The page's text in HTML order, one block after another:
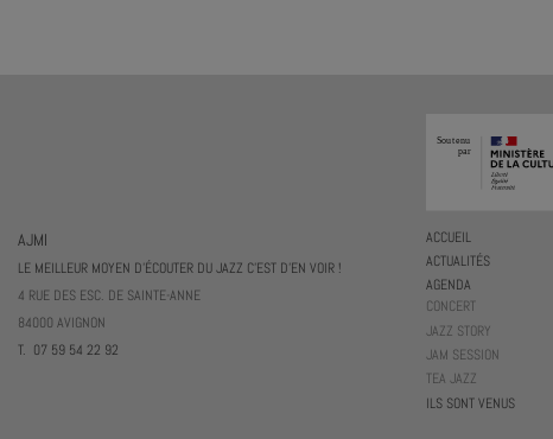
AJMI
LE MEILLEUR MOYEN D'ÉCOUTER DU JAZZ C'EST D'EN VOIR !
4 RUE DES ESC. DE SAINTE-ANNE
84000 AVIGNON
T. 07 59 54 22 92
ACCUEIL
ACTUALITÉS
AGENDA
CONCERT
JAZZ STORY
JAM SESSION
TEA JAZZ
ILS SONT VENUS